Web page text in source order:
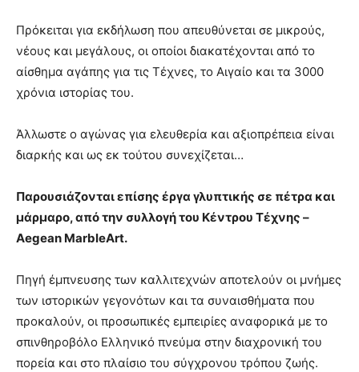
Πρόκειται για εκδήλωση που απευθύνεται σε μικρούς,
νέους και μεγάλους, οι οποίοι διακατέχονται από το
αίσθημα αγάπης για τις Τέχνες, το Αιγαίο και τα 3000
χρόνια ιστορίας του.
Άλλωστε ο αγώνας για ελευθερία και αξιοπρέπεια είναι
διαρκής και ως εκ τούτου συνεχίζεται…
Παρουσιάζονται επίσης έργα γλυπτικής σε πέτρα και
μάρμαρο, από την συλλογή του Κέντρου Τέχνης –
Aegean MarbleArt.
Πηγή έμπνευσης των καλλιτεχνών αποτελούν οι μνήμες
των ιστορικών γεγονότων και τα συναισθήματα που
προκαλούν, οι προσωπικές εμπειρίες αναφορικά με το
σπινθηροβόλο Ελληνικό πνεύμα στην διαχρονική του
πορεία και στο πλαίσιο του σύγχρονου τρόπου ζωής.